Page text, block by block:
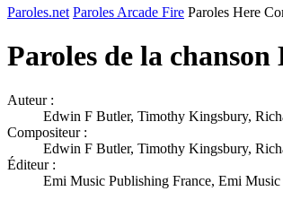
Paroles.net Paroles Arcade Fire Paroles Here
Paroles de la
Auteur :
Edwin F Butler, Timothy Kingsbury,
Compositeur :
Edwin F Butler, Timothy Kingsbury,
Éditeur :
Emi Music Publishing France, Emi